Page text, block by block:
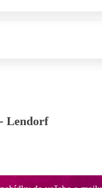
Lendorf